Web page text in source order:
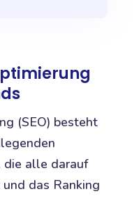
(SEO) besteht
die alle darauf
das Ranking